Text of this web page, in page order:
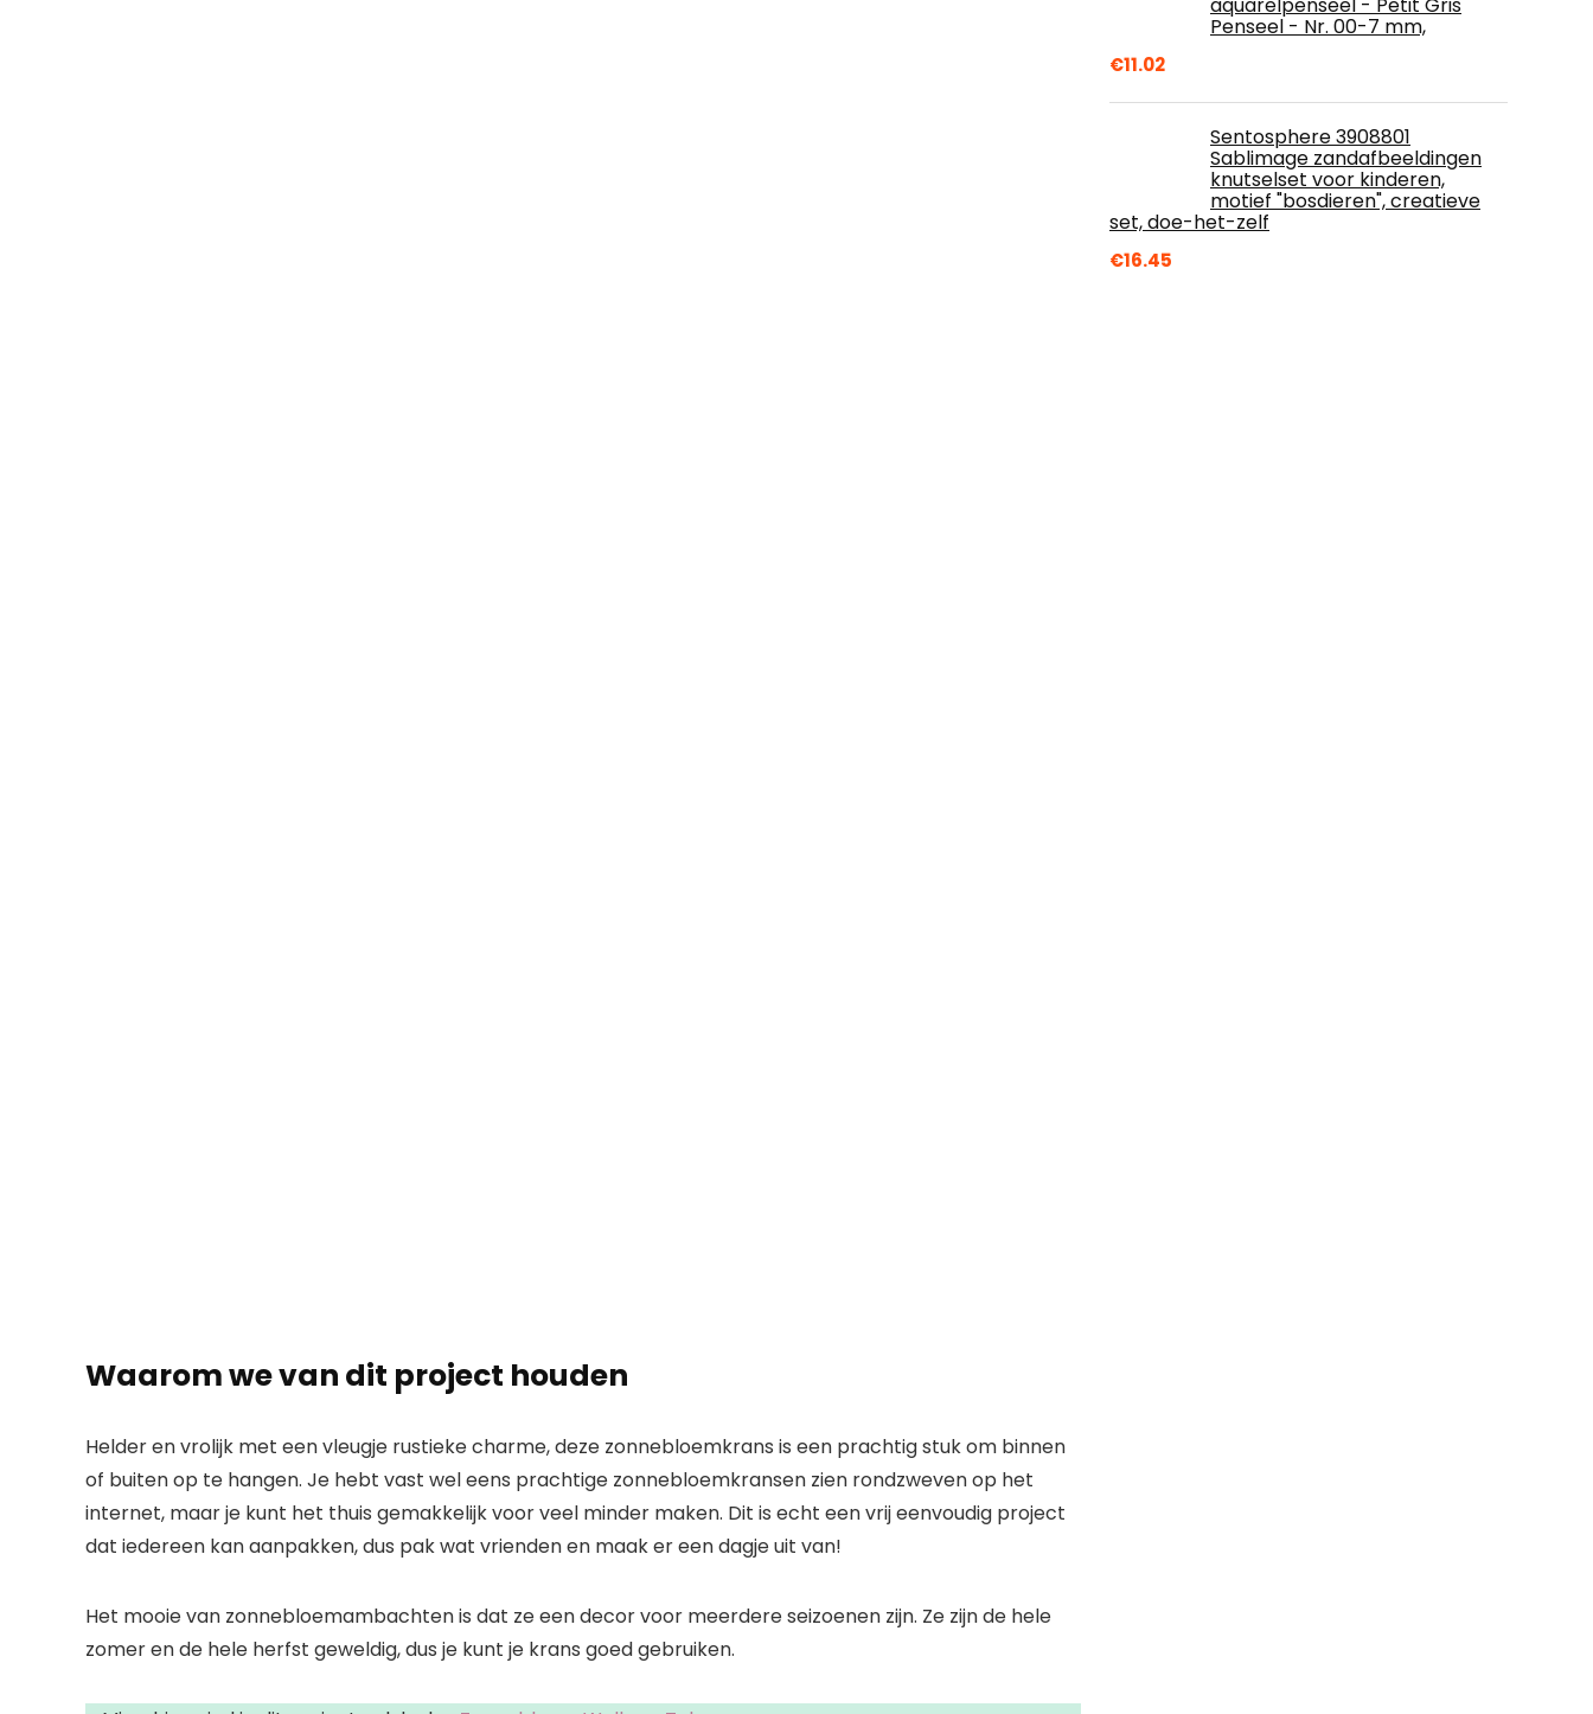
Waarom we van dit project houden
Helder en vrolijk met een vleugje rustieke charme, deze zonnebloemkrans is een prachtig stuk om binnen
of buiten op te hangen. Je hebt vast wel eens prachtige zonnebloemkransen zien rondzweven op het
internet, maar je kunt het thuis gemakkelijk voor veel minder maken. Dit is echt een vrij eenvoudig project
dat iedereen kan aanpakken, dus pak wat vrienden en maak er een dagje uit van!
Het mooie van zonnebloemambachten is dat ze een decor voor meerdere seizoenen zijn. Ze zijn de hele
zomer en de hele herfst geweldig, dus je kunt je krans goed gebruiken.
Penseel - Nr. 00-7 mm,
€11.02
Sentosphere 3908801
Sablimage zandafbeeldingen
knutselset voor kinderen,
motief "bosdieren", creatieve
set, doe-het-zelf
€16.45